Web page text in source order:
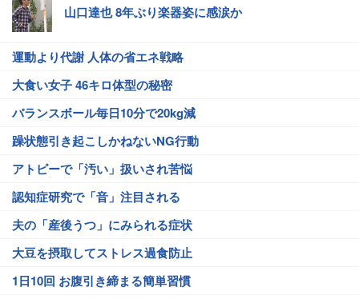
山口達也 8年ぶり楽器姿に感涙か
運動より代謝 人体の省エネ戦略
大食い女子 46キロ体型の秘密
バランスボール毎日10分で20kg減
躁状態引き起こしかねないNG行動
アトピーで「汚い」扱いされ苦悩
認知症研究で「音」注目される
夫の「産後うつ」にみられる症状
大豆を摂取してストレス過食防止
1日10回 お腹引き締まる簡単習慣